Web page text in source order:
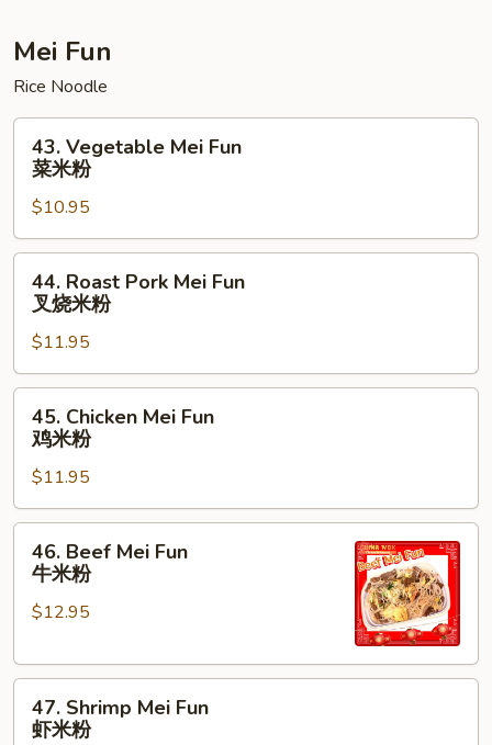
楼
捞
面
Mei Fun
Rice Noodle
43.
Vegetable
Mei
Fun
菜
米
43. Vegetable Mei Fun
菜米粉
$10.95
44.
Roast
Pork
Mei
Fun
叉
44. Roast Pork Mei Fun
叉烧米粉
$11.95
45.
Chicken
Mei
Fun
鸡
米
45. Chicken Mei Fun
鸡米粉
$11.95
46.
Beef
Mei
Fun
米
46. Beef Mei Fun
牛米粉
$12.95
47.
Shrimp
47. Shrimp Mei Fun
虾米粉